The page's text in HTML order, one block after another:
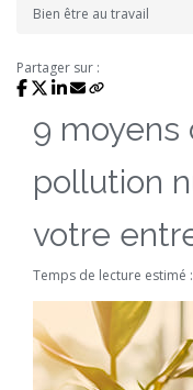
Bien être au travail
Partager sur :
9 moyens
pollution
votre
Temps de lecture estimé